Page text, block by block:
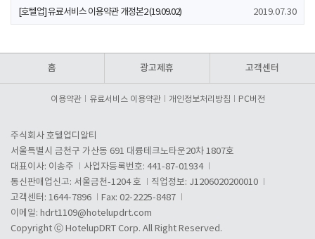
[호텔업] 유료서비스 이용약관 개정본2 (19.09.02) 2019.07.30
홈 광고제휴 고객센터
이용약관 유료서비스 이용약관 개인정보처리방침 PC버전
주식회사 호텔업디알티
서울특별시 금천구 가산동 691 대륭테크노타운20차 1807호
대표이사: 이송주
사업자등록번호: 441-87-01934
통신판매업신고: 서울금천-1204 호
직업정보: J1206020200010
고객센터: 1644-7896
Fax: 02-2225-8487
이메일: hdrt1109@hotelupdrt.com
Copyright ⓒ HotelupDRT Corp. All Right Reserved.